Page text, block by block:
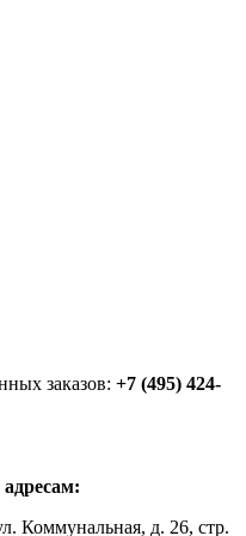
заказов: +7 (495) 424-
Коммунальная, д. 26, стр.